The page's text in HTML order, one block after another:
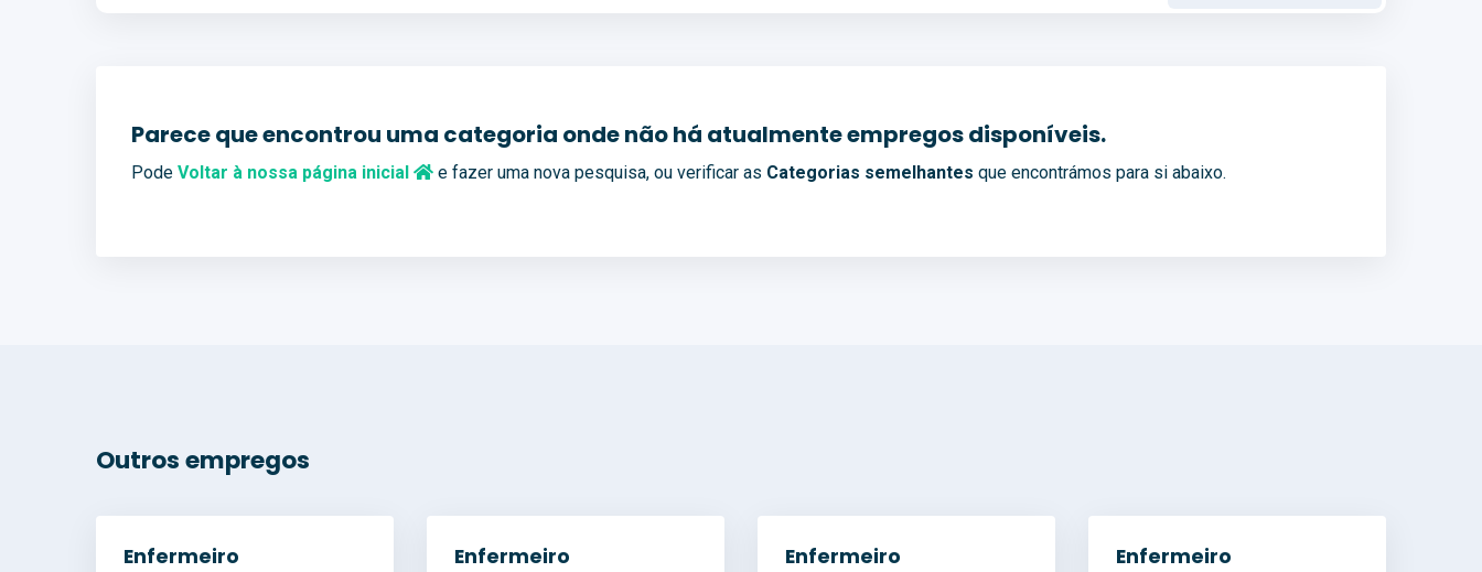
Parece que encontrou uma categoria onde não há atualmente empregos disponíveis.
Pode Voltar à nossa página inicial e fazer uma nova pesquisa, ou verificar as Categorias semelhantes que encontrámos para si abaixo.
Outros empregos
Enfermeiro Enfermeiro Enfermeiro Enfermeiro